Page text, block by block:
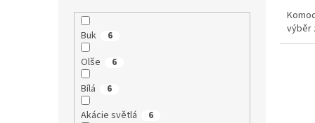
Buk 6
Olše 6
Bílá 6
Akácie světlá 6
výběr